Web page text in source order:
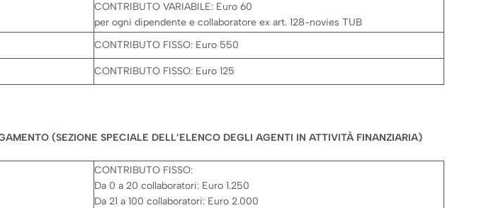
CONTRIBUTO VARIABILE: Euro 60
per ogni dipendente e collaboratore ex art. 128-novies TUB
CONTRIBUTO FISSO: Euro 550
CONTRIBUTO FISSO: Euro 125
(SEZIONE SPECIALE DELL’ELENCO DEGLI AGENTI IN ATTIVITÀ FINANZIARIA)
CONTRIBUTO FISSO:
Da 0 a 20 collaboratori: Euro 1.250
Da 21 a 100 collaboratori: Euro 2.000